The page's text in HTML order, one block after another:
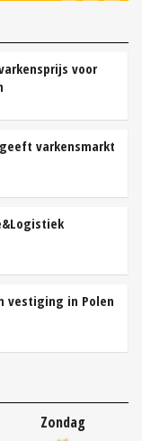
voor
varkensmarkt
vestiging in Polen
Zondag